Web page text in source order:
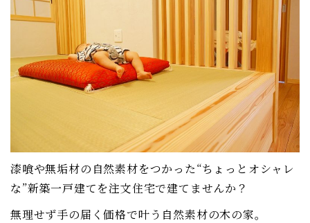
漆喰や無垢材の自然素材をつかった“ちょっとオシャレ
な”新築一戸建てを注文住宅で建てませんか？
無理せず手の届く価格で叶う自然素材の木の家。